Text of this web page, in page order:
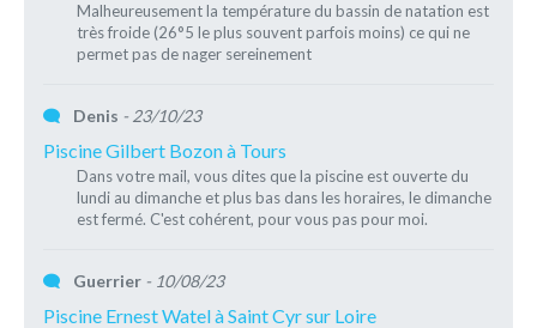
Malheureusement la température du bassin de natation est
très froide (26°5 le plus souvent parfois moins) ce qui ne
permet pas de nager sereinement
Denis - 23/10/23
Piscine Gilbert Bozon à Tours
Dans votre mail, vous dites que la piscine est ouverte du
lundi au dimanche et plus bas dans les horaires, le dimanche
est fermé. C'est cohérent, pour vous pas pour moi.
Guerrier - 10/08/23
Piscine Ernest Watel à Saint Cyr sur Loire